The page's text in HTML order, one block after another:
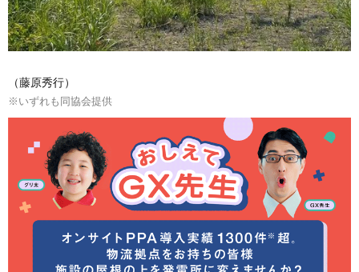
（藤原秀行）
※いずれも同協会提供